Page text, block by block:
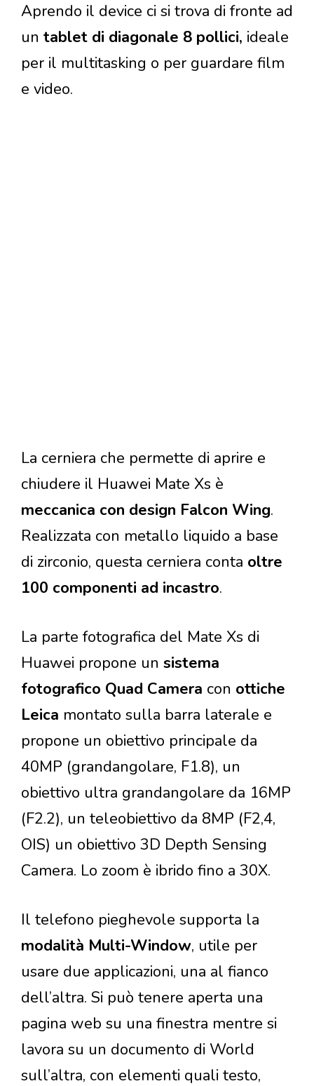
Aprendo il device ci si trova di fronte ad
un tablet di diagonale 8 pollici, ideale
per il multitasking o per guardare film
e video.
La cerniera che permette di aprire e
chiudere il Huawei Mate Xs è
meccanica con design Falcon Wing.
Realizzata con metallo liquido a base
di zirconio, questa cerniera conta oltre
100 componenti ad incastro.
La parte fotografica del Mate Xs di
Huawei propone un sistema
fotografico Quad Camera con ottiche
Leica montato sulla barra laterale e
propone un obiettivo principale da
40MP (grandangolare, F1.8), un
obiettivo ultra grandangolare da 16MP
(F2.2), un teleobiettivo da 8MP (F2,4,
OIS) un obiettivo 3D Depth Sensing
Camera. Lo zoom è ibrido fino a 30X.
Il telefono pieghevole supporta la
modalità Multi-Window, utile per
usare due applicazioni, una al fianco
dell’altra. Si può tenere aperta una
pagina web su una finestra mentre si
lavora su un documento di World
sull’altra, con elementi quali testo,